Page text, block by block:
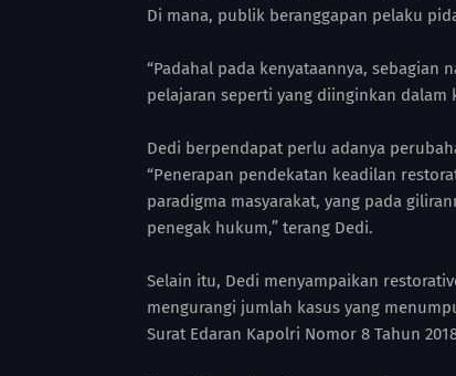
Di mana, publik beranggapan pelaku
“Padahal pada kenyataannya, sebagian
pelajaran seperti yang diinginkan dalam
Dedi berpendapat perlu adanya
“Penerapan pendekatan keadilan
paradigma masyarakat, yang pada
penegak hukum,” terang Dedi.
Selain itu, Dedi menyampaikan
mengurangi jumlah kasus yang
Surat Edaran Kapolri Nomor 8 Tahun